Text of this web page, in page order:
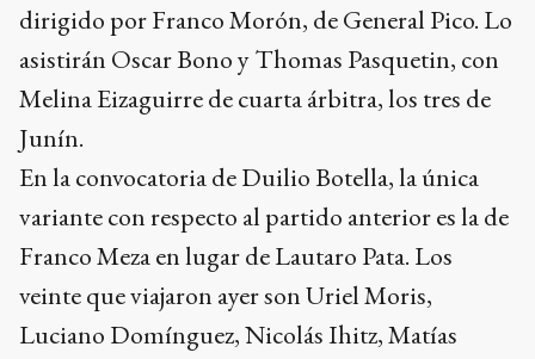
dirigido por Franco Morón, de General Pico. Lo
asistirán Oscar Bono y Thomas Pasquetin, con
Melina Eizaguirre de cuarta árbitra, los tres de
Junín.
En la convocatoria de Duilio Botella, la única
variante con respecto al partido anterior es la de
Franco Meza en lugar de Lautaro Pata. Los
veinte que viajaron ayer son Uriel Moris,
Luciano Domínguez, Nicolás Ihitz, Matías